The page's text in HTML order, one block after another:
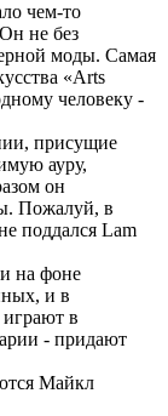
чем-то
не без
моды. Самая
«Arts
человеку -
присущие
ауру,
он
Пожалуй, в
поддался Lam
на фоне
и в
в
- придают
Майкл